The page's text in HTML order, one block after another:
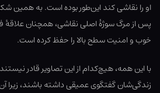
او را نقاشی کند این‌طور بوده است. به همین
پس از مرگ سوژهٔ اصلی نقاشی، همچنان علاقهٔ
خوب و امنیت سطح بالا را حفظ کرده است.
با این همه، هیچ‌کدام از این تصاویر قادر
زندگی‌شان گفتگوی عمیقی داشته باشند، زیرا